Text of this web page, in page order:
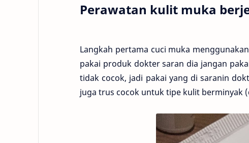
Perawatan kulit muka
Langkah pertama cuci muka
pakai produk dokter saran dia jangan
tidak cocok, jadi pakai yang di saranin
juga trus cocok untuk tipe kulit berminyak